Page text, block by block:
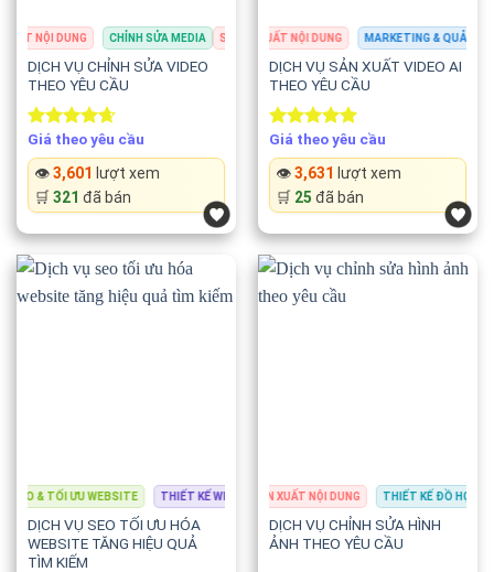
✅ Chuẩn SEO.
✅ Tối ưu từ khóa tự nhiên.
✅ Dễ đọc, dễ hiểu.
✅ Thân thiện với người dùng.
✅ Tăng khả năng lên Top Google.
🎯 Phù hợp với nhiều lĩnh vực
🎮 Game.
📚 Giáo dục.
NỘI DUNG CHỈNH SỬA MEDIA SẢN XUẤT NỘI DUNG
DỊCH VỤ CHỈNH SỬA VIDEO
THEO YÊU CẦU
Rated4.67
out of 5
Giá theo yêu cầu
👁️3,601 lượt xem
🛒 321 đã bán
MARKETING & QUẢNG CÁO SẢN XUẤT NỘI DUNG MARKETING & QUẢNG CÁO
DỊCH VỤ SẢN XUẤT VIDEO AI
THEO YÊU CẦU
Rated5.00
out of 5
Giá theo yêu cầu
👁️3,631 lượt xem
🛒 25 đã bán
& TỐI ƯU WEBSITE THIẾT KẾ WEBSITE LẬP TRÌNH & PHÁT TRIỂN SEO & TỐI ƯU
DỊCH VỤ SEO TỐI ƯU HÓA
WEBSITE TĂNG HIỆU QUẢ
TÌM KIẾM
THIẾT KẾ ĐỒ HỌA CHỈNH SỬA MEDIA SẢN XUẤT NỘI DUNG THIẾT KẾ ĐỒ HỌA
DỊCH VỤ CHỈNH SỬA HÌNH
ẢNH THEO YÊU CẦU